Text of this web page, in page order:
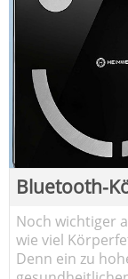
Bluetooth-
Noch wichtiger
wie viel
Denn ein zu